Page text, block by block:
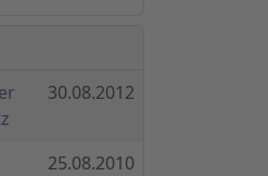
30.08.2012
25.08.2010